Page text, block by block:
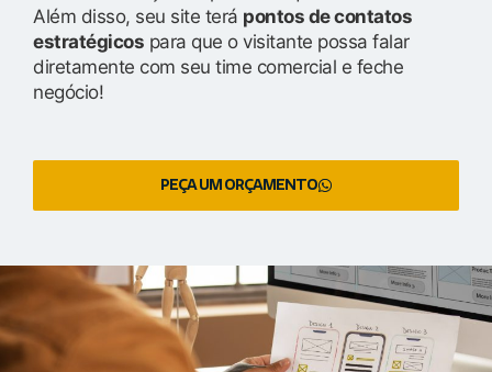
Além disso, seu site terá pontos de contatos
estratégicos para que o visitante possa falar
diretamente com seu time comercial e feche
negócio!
PEÇA UM ORÇAMENTO